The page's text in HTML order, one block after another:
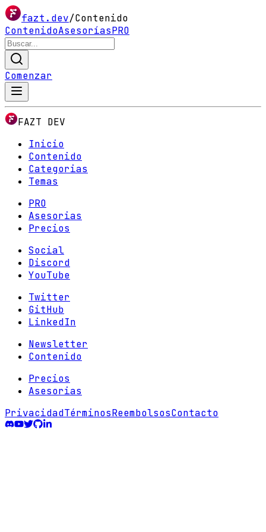
fazt.dev/Contenido
ContenidoAsesoríasPRO
Comenzar
FAZT DEV
Inicio
Contenido
Categorias
Temas
PRO
Asesorias
Precios
Social
Discord
YouTube
Twitter
GitHub
LinkedIn
Newsletter
Contenido
Precios
Asesorias
PrivacidadTérminosReembolsosContacto